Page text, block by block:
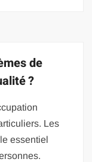
de
?
Les
essentiel